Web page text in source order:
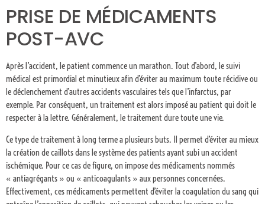
PRISE DE MÉDICAMENTS
POST-AVC
Après l’accident, le patient commence un marathon. Tout d’abord, le suivi
médical est primordial et minutieux afin d’éviter au maximum toute récidive ou
le déclenchement d’autres accidents vasculaires tels que l’infarctus, par
exemple. Par conséquent, un traitement est alors imposé au patient qui doit le
respecter à la lettre. Généralement, le traitement dure toute une vie.
Ce type de traitement à long terme a plusieurs buts. Il permet d’éviter au mieux
la création de caillots dans le système des patients ayant subi un accident
ischémique. Pour ce cas de figure, on impose des médicaments nommés
« antiagrégants » ou « anticoagulants » aux personnes concernées.
Effectivement, ces médicaments permettent d’éviter la coagulation du sang qui